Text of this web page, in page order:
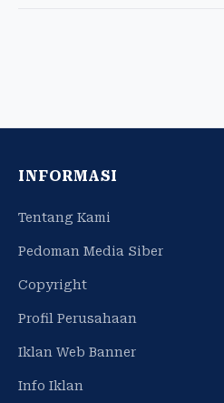
INFORMASI
Tentang Kami
Pedoman Media Siber
Copyright
Profil Perusahaan
Iklan Web Banner
Info Iklan